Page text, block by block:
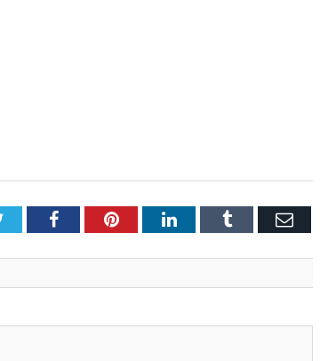
TwitterFacebookPinterestLinkedInTumblr Email